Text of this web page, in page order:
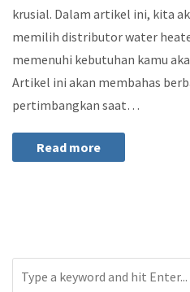
krusial. Dalam artikel ini, kita
memilih distributor water
memenuhi kebutuhan kamu
Artikel ini akan membahas
pertimbangkan saat…
Read more